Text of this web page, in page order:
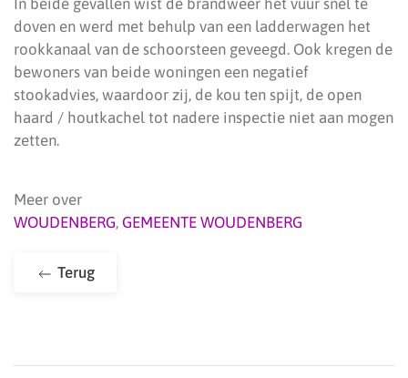
In beide gevallen wist de brandweer het vuur snel te
doven en werd met behulp van een ladderwagen het
rookkanaal van de schoorsteen geveegd. Ook kregen de
bewoners van beide woningen een negatief
stookadvies, waardoor zij, de kou ten spijt, de open
haard / houtkachel tot nadere inspectie niet aan mogen
zetten.
Meer over
WOUDENBERG, GEMEENTE WOUDENBERG
Terug